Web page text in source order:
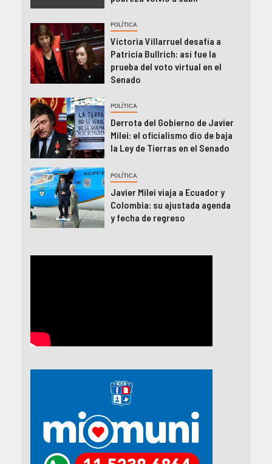
POLÍTICA
Victoria Villarruel desafía a
Patricia Bullrich: así fue la
prueba del voto virtual en el
Senado
POLÍTICA
Derrota del Gobierno de Javier
Milei: el oficialismo dio de baja
la Ley de Tierras en el Senado
POLÍTICA
Javier Milei viaja a Ecuador y
Colombia: su ajustada agenda
y fecha de regreso